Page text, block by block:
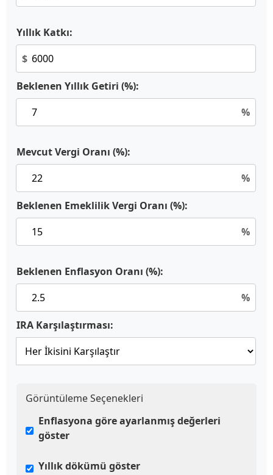
Yıllık Katkı:
$
Beklenen Yıllık Getiri (%):
%
Mevcut Vergi Oranı (%):
%
Beklenen Emeklilik Vergi Oranı (%):
%
Beklenen Enflasyon Oranı (%):
%
IRA Karşılaştırması:
Görüntüleme Seçenekleri
Enflasyona göre ayarlanmış değerleri
göster
Yıllık dökümü göster